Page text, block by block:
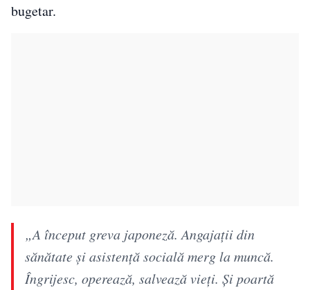
bugetar.
„A început greva japoneză. Angajații din
sănătate și asistență socială merg la muncă.
Îngrijesc, operează, salvează vieți. Și poartă